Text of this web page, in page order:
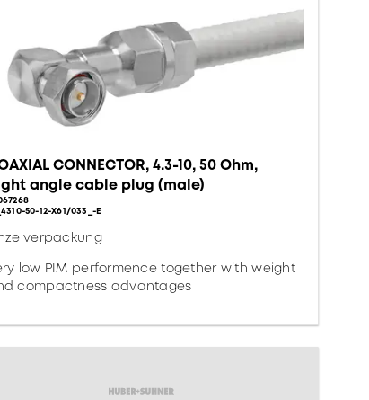
CONNECTOR, 4.3-10, 50 Ohm,
angle cable plug (male)
50-12-X61/033_-E
low PIM performence together with weight
compactness advantages